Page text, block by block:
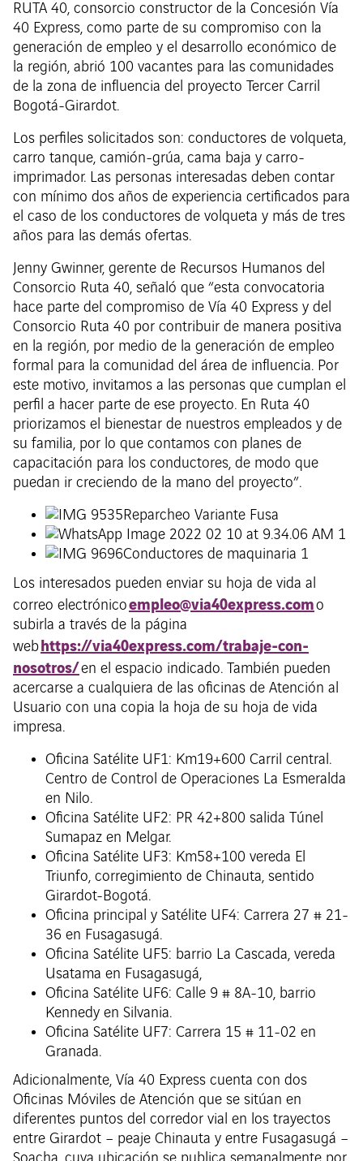
RUTA 40, consorcio constructor de la Concesión Vía
40 Express, como parte de su compromiso con la
generación de empleo y el desarrollo económico de
la región, abrió 100 vacantes para las comunidades
de la zona de influencia del proyecto Tercer Carril
Bogotá-Girardot.
Los perfiles solicitados son: conductores de volqueta,
carro tanque, camión-grúa, cama baja y carro-
imprimador. Las personas interesadas deben contar
con mínimo dos años de experiencia certificados para
el caso de los conductores de volqueta y más de tres
años para las demás ofertas.
Jenny Gwinner, gerente de Recursos Humanos del
Consorcio Ruta 40, señaló que “esta convocatoria
hace parte del compromiso de Vía 40 Express y del
Consorcio Ruta 40 por contribuir de manera positiva
en la región, por medio de la generación de empleo
formal para la comunidad del área de influencia. Por
este motivo, invitamos a las personas que cumplan el
perfil a hacer parte de ese proyecto. En Ruta 40
priorizamos el bienestar de nuestros empleados y de
su familia, por lo que contamos con planes de
capacitación para los conductores, de modo que
puedan ir creciendo de la mano del proyecto”.
Los interesados pueden enviar su hoja de vida al
correo electrónicoempleo@via40express.como
subirla a través de la página
webhttps://via40express.com/trabaje-con-
nosotros/en el espacio indicado. También pueden
acercarse a cualquiera de las oficinas de Atención al
Usuario con una copia la hoja de su hoja de vida
impresa.
Oficina Satélite UF1: Km19+600 Carril central.
Centro de Control de Operaciones La Esmeralda
en Nilo.
Oficina Satélite UF2: PR 42+800 salida Túnel
Sumapaz en Melgar.
Oficina Satélite UF3: Km58+100 vereda El
Triunfo, corregimiento de Chinauta, sentido
Girardot-Bogotá.
Oficina principal y Satélite UF4: Carrera 27 # 21-
36 en Fusagasugá.
Oficina Satélite UF5: barrio La Cascada, vereda
Usatama en Fusagasugá,
Oficina Satélite UF6: Calle 9 # 8A-10, barrio
Kennedy en Silvania.
Oficina Satélite UF7: Carrera 15 # 11-02 en
Granada.
Adicionalmente, Vía 40 Express cuenta con dos
Oficinas Móviles de Atención que se sitúan en
diferentes puntos del corredor vial en los trayectos
entre Girardot – peaje Chinauta y entre Fusagasugá –